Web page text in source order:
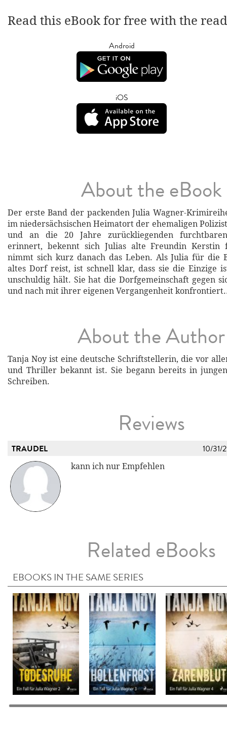
Read this eBook for free with the
Android
iOS
About the eBook
Der erste Band der packenden Julia Wagner-
im niedersächsischen Heimatort der ehemaligen
und an die 20 Jahre zurückliegenden
erinnert, bekennt sich Julias alte Freundin Kerstin
nimmt sich kurz danach das Leben. Als Julia für die
altes Dorf reist, ist schnell klar, dass sie die Einzige
unschuldig hält. Sie hat die Dorfgemeinschaft gegen
und nach mit ihrer eigenen Vergangenheit
About the Author
Tanja Noy ist eine deutsche Schriftstellerin, die vor
und Thriller bekannt ist. Sie begann bereits in
Schreiben.
Reviews
TRAUDEL 10/31/
kann ich nur Empfehlen
Related eBooks
EBOOKS IN THE SAME SERIES